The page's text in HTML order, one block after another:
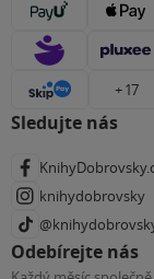
+ 17
Sledujte nás
knihydobrovsky
Odebírejte nás